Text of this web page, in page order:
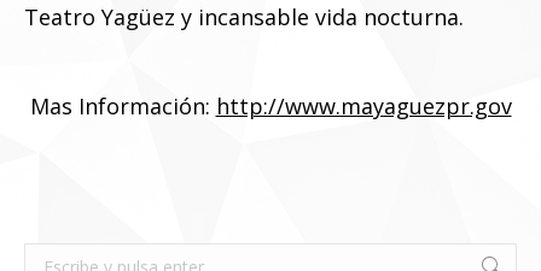
Teatro Yagüez y incansable vida nocturna.
Mas Información: http://www.mayaguezpr.gov
Buscar: